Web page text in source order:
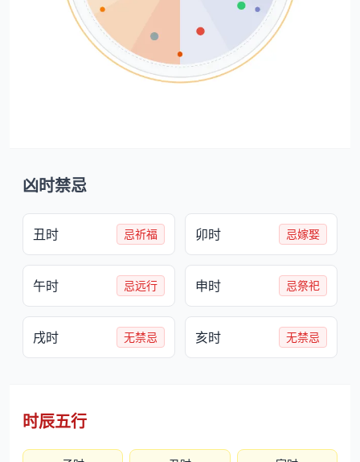
凶时禁忌
丑时 忌祈福 卯时 忌嫁娶
午时 忌远行 申时 忌祭祀
戌时 无禁忌 亥时 无禁忌
时辰五行